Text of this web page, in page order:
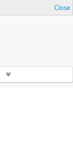
Close